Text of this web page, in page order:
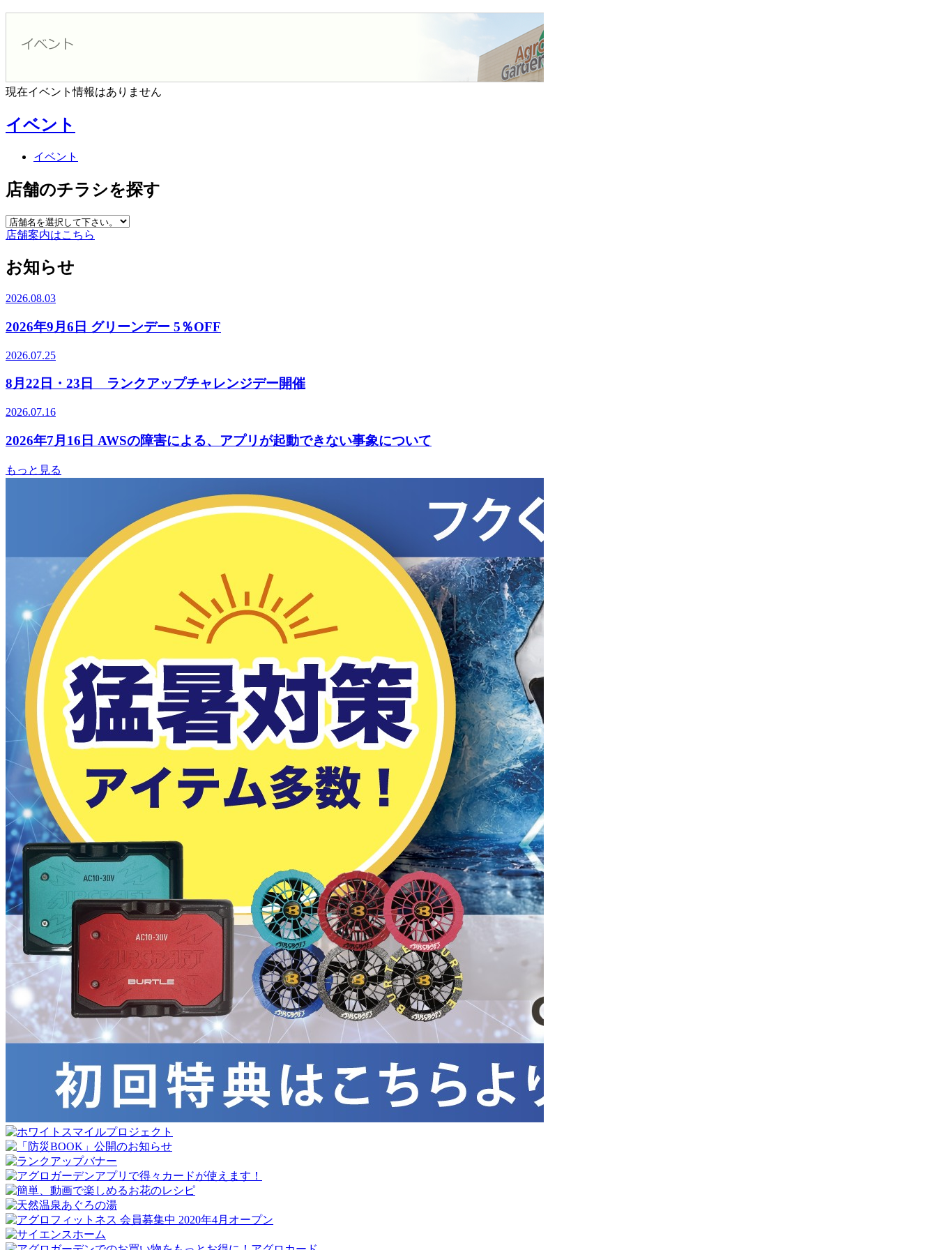
現在イベント情報はありません
イベント
イベント
店舗のチラシを探す
店舗案内はこちら
お知らせ
2026.08.03
2026年9月6日 グリーンデー 5％OFF
2026.07.25
8月22日・23日 ランクアップチャレンジデー開催
2026.07.16
2026年7月16日 AWSの障害による、アプリが起動できない事象について
もっと見る